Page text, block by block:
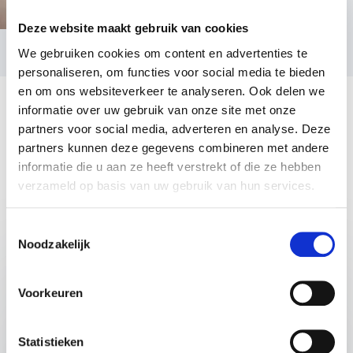
Deze website maakt gebruik van cookies
We gebruiken cookies om content en advertenties te
personaliseren, om functies voor social media te bieden
en om ons websiteverkeer te analyseren. Ook delen we
informatie over uw gebruik van onze site met onze
partners voor social media, adverteren en analyse. Deze
partners kunnen deze gegevens combineren met andere
informatie die u aan ze heeft verstrekt of die ze hebben
verzameld op basis van uw gebruik van hun services.
Noodzakelijk
Voorkeuren
Statistieken
diversiteit niet als trend ziet, maar als noodzaak voor
groei, innovatie en menselijkheid. Haar lezingen en
moderaties zetten aan tot reflectie, maar vooral tot
actie. Boek haar nu voor jouw event en ontdek hoe
het zichtbaar maken van verschillen jouw organisatie
naar een hoger niveau tilt. Neem vrijblijvend contact
op voor meer informatie of om meteen een boeking
te maken.
LEZING VAN SPREKER SOPHIE-ANNE ONLAND:
In deze lezing neemt Sophie-Anne Onland haar
publiek mee op een reis van zelfinzicht en